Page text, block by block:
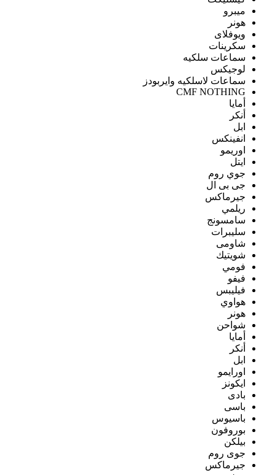
ميبرو
هونر
ويوفلاى
سكرينات
سماعات سلكيه
لوجيكس
سماعات لاسلكيه وايربودز
CMF NOTHING
أمايا
أنكر
ابل
انفينكس
اوريمو
ايتل
جوي روم
جى بى ال
جيرماكس
ريلمي
سامسونج
سليبرات
شاومى
شويتيك
فومي
فيفو
فيليبس
هواوي
هونر
شواحن
أمايا
أنكر
ابل
اورايمو
ايكونز
بادى
باسى
باسيوس
بوروفون
بيلكن
جوى روم
جيرماكس